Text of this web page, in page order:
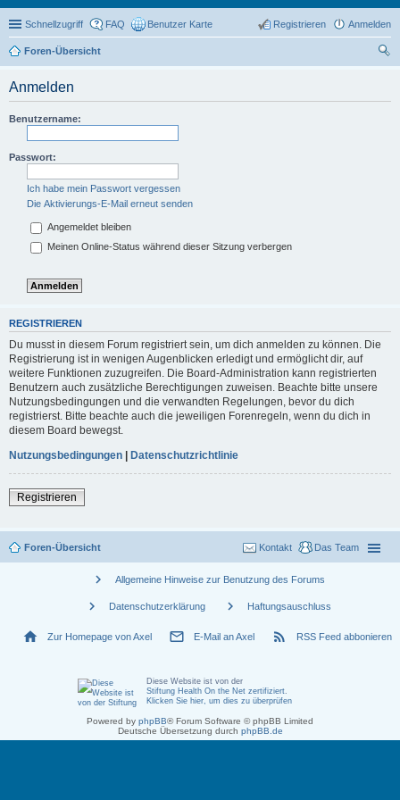
Schnellzugriff FAQ Benutzer Karte Anmelden
Registrieren
Foren-Übersicht
Anmelden
Benutzername:
Passwort:
Ich habe mein Passwort vergessen
Die Aktivierungs-E-Mail erneut senden
Angemeldet bleiben
Meinen Online-Status während dieser Sitzung verbergen
REGISTRIEREN
Du musst in diesem Forum registriert sein, um dich anmelden zu können. Die
Registrierung ist in wenigen Augenblicken erledigt und ermöglicht dir, auf
weitere Funktionen zuzugreifen. Die Board-Administration kann registrierten
Benutzern auch zusätzliche Berechtigungen zuweisen. Beachte bitte unsere
Nutzungsbedingungen und die verwandten Regelungen, bevor du dich
registrierst. Bitte beachte auch die jeweiligen Forenregeln, wenn du dich in
diesem Board bewegst.
Nutzungsbedingungen | Datenschutzrichtlinie
Registrieren
Foren-Übersicht Das Team
Kontakt
chevron_right Allgemeine Hinweise zur Benutzung des Forums
chevron_right Datenschutzerklärung chevron_right Haftungsauschluss
home Zur Homepage von Axel mail_outline E-Mail an Axel rss_feed RSS Feed abbonieren
Diese Website ist von der
Stiftung Health On the Net zertifiziert
Klicken Sie hier, um dies zu überprüfen
Powered by phpBB® Forum Software © phpBB Limited
Deutsche Übersetzung durch phpBB.de